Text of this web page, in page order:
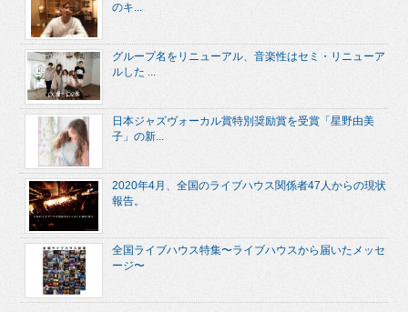
のキ...
グループ名をリニューアル、音楽性はセミ・リニューア
ルした ...
日本ジャズヴォーカル賞特別奨励賞を受賞「星野由美
子」の新...
2020年4月、全国のライブハウス関係者47人からの現状
報告。
全国ライブハウス特集〜ライブハウスから届いたメッセ
ージ〜